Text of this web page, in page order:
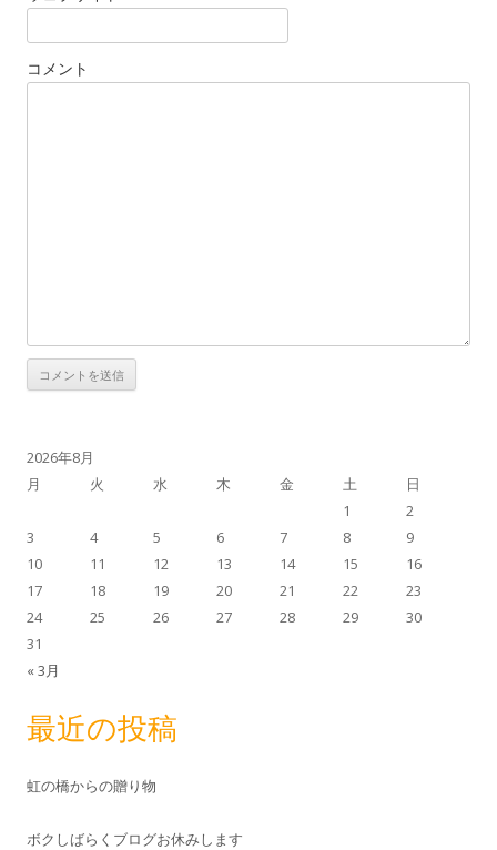
コメント
2026年8月
月
火 水 木 金 土 日
« 3月
1
2
3
4 5 6 7 8
9
10
11 12 13 14 15
16
17
18 19 20 21 22
23
24
25 26 27 28 29
30
31
最近の投稿
虹の橋からの贈り物
ボクしばらくブログお休みします